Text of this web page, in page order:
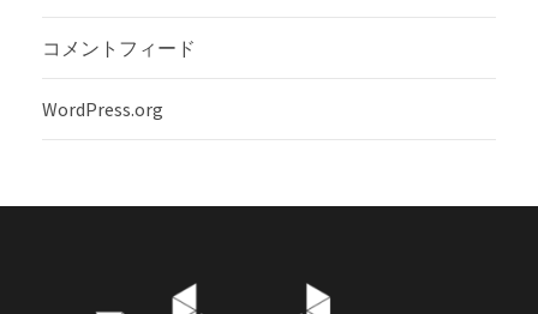
コメントフィード
WordPress.org